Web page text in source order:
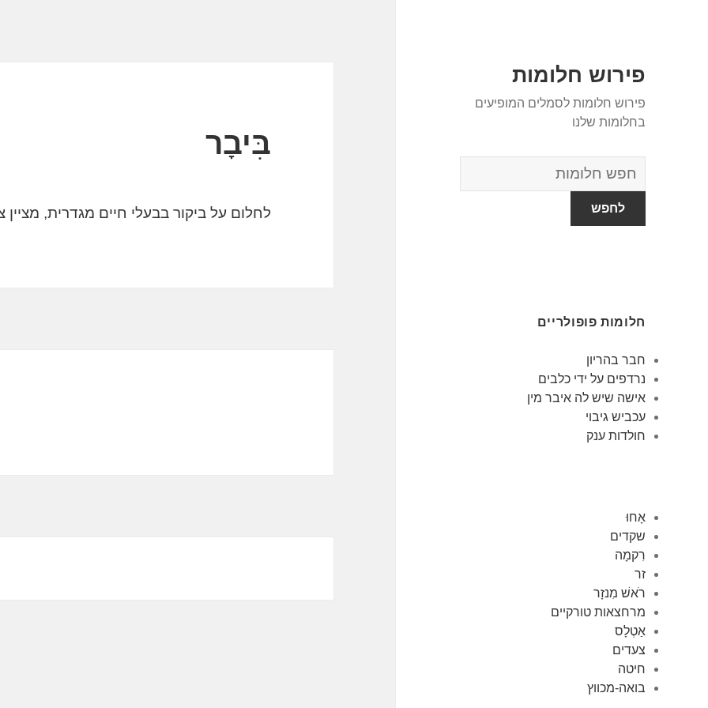
פירוש חלומות
פירוש חלומות לסמלים המופיעים
בחלומות שלנו
מילון
החלומות
חלומות פופולריים
חבר בהריון
נרדפים על ידי כלבים
אישה שיש לה איבר מין
עכביש גיבוי
חולדות ענק
אָחוּ
שקדים
רִקמָה
זר
רֹאשׁ מִנזָר
מרחצאות טורקיים
אַטְלָס
צעדים
חיטה
בואה-מכווץ
בִּיבָר
לחלום על ביקור בבעלי חיים מגדרית, מציין